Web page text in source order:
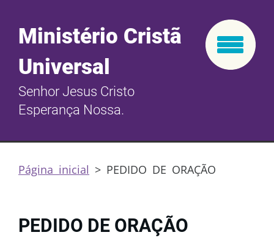
Ministério Cristã
Universal
Senhor Jesus Cristo
Esperança Nossa.
Página inicial > PEDIDO DE ORAÇÃO
PEDIDO DE ORAÇÃO